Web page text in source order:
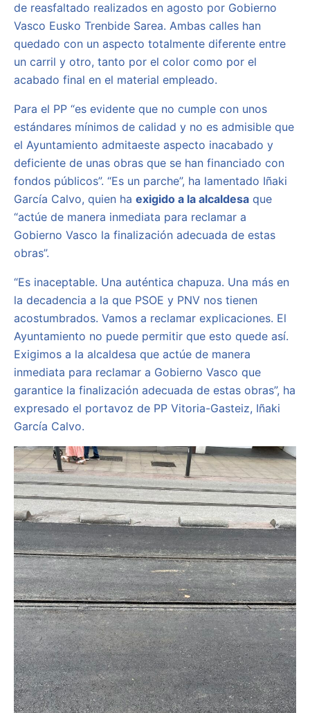
de reasfaltado realizados en agosto por Gobierno
Vasco Eusko Trenbide Sarea. Ambas calles han
quedado con un aspecto totalmente diferente entre
un carril y otro, tanto por el color como por el
acabado final en el material empleado.
Para el PP “es evidente que no cumple con unos
estándares mínimos de calidad y no es admisible que
el Ayuntamiento admitaeste aspecto inacabado y
deficiente de unas obras que se han financiado con
fondos públicos”. “Es un parche”, ha lamentado Iñaki
García Calvo, quien ha exigido a la alcaldesa que
“actúe de manera inmediata para reclamar a
Gobierno Vasco la finalización adecuada de estas
obras”.
“Es inaceptable. Una auténtica chapuza. Una más en
la decadencia a la que PSOE y PNV nos tienen
acostumbrados. Vamos a reclamar explicaciones. El
Ayuntamiento no puede permitir que esto quede así.
Exigimos a la alcaldesa que actúe de manera
inmediata para reclamar a Gobierno Vasco que
garantice la finalización adecuada de estas obras”, ha
expresado el portavoz de PP Vitoria-Gasteiz, Iñaki
García Calvo.